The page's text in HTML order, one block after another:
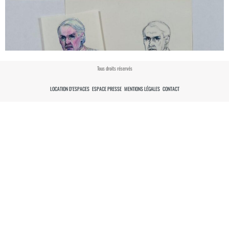
Tous droits réservés
LOCATION D’ESPACES ESPACE PRESSE MENTIONS LÉGALES CONTACT